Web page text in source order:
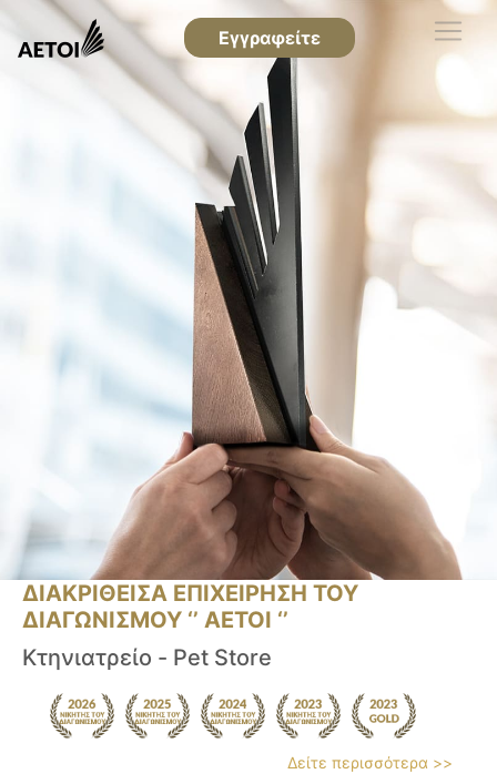
Εγγραφείτε
ΔΙΑΚΡΙΘΕΙΣΑ ΕΠΙΧΕΙΡΗΣΗ ΤΟΥ
ΔΙΑΓΩΝΙΣΜΟΥ ‘’ ΑΕΤΟΙ ‘’
Κτηνιατρείο - Pet Store
Δείτε περισσότερα >>